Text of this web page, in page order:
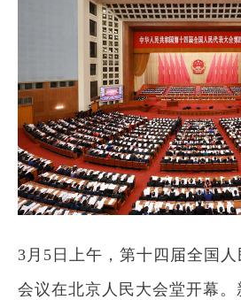
3月5日上午，第十四届全国
会议在北京人民大会堂开幕